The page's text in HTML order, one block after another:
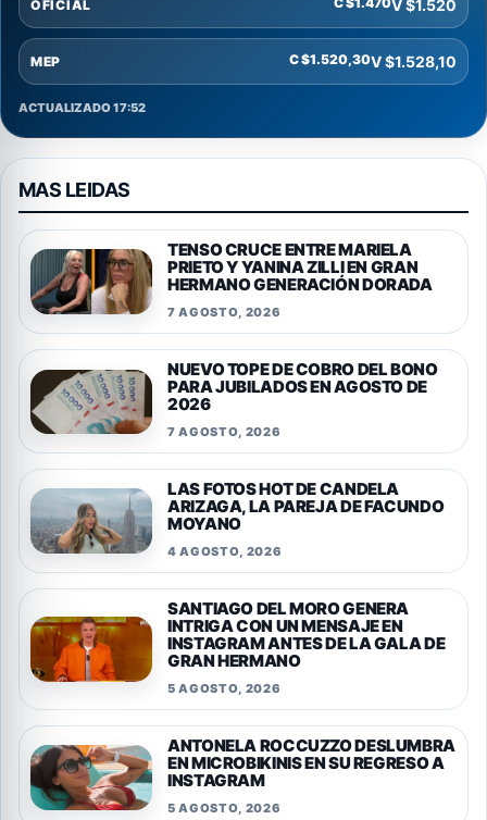
OFICIAL V $1.520
MEP C $1.520,30V $1.528,10
ACTUALIZADO 17:52
MAS LEIDAS
TENSO CRUCE ENTRE MARIELA
PRIETO Y YANINA ZILLI EN GRAN
HERMANO GENERACIÓN DORADA
7 AGOSTO, 2026
NUEVO TOPE DE COBRO DEL BONO
PARA JUBILADOS EN AGOSTO DE
2026
7 AGOSTO, 2026
LAS FOTOS HOT DE CANDELA
ARIZAGA, LA PAREJA DE FACUNDO
MOYANO
4 AGOSTO, 2026
SANTIAGO DEL MORO GENERA
INTRIGA CON UN MENSAJE EN
INSTAGRAM ANTES DE LA GALA DE
GRAN HERMANO
5 AGOSTO, 2026
ANTONELA ROCCUZZO DESLUMBRA
EN MICROBIKINIS EN SU REGRESO A
INSTAGRAM
5 AGOSTO, 2026